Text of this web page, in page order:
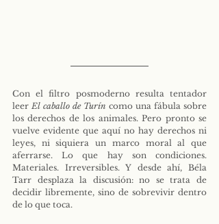
Con el filtro posmoderno resulta tentador
leer El caballo de Turín como una fábula sobre
los derechos de los animales. Pero pronto se
vuelve evidente que aquí no hay derechos ni
leyes, ni siquiera un marco moral al que
aferrarse. Lo que hay son condiciones.
Materiales. Irreversibles. Y desde ahí, Béla
Tarr desplaza la discusión: no se trata de
decidir libremente, sino de sobrevivir dentro
de lo que toca.